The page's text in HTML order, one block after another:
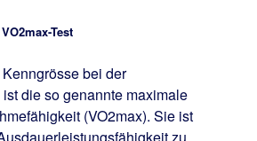
Test
bei der
die so genannte maximale
(VO2max). Sie ist